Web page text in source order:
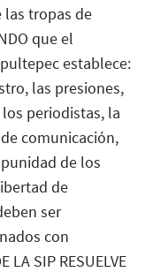
las tropas de
que el
establece:
las presiones,
periodistas, la
comunicación,
de los
de
ser
con
LA SIP RESUELVE